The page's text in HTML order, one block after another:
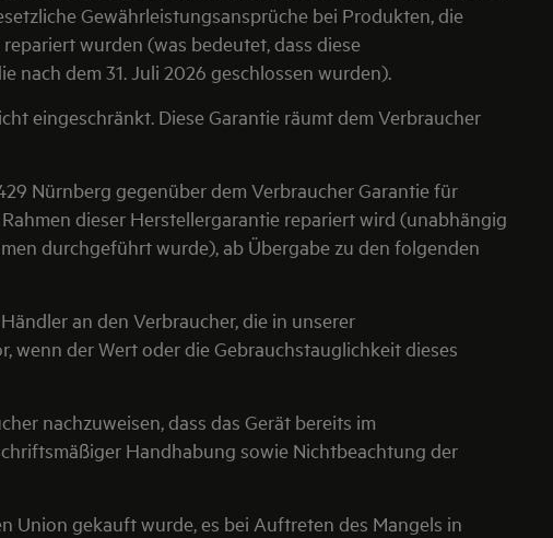
Gewährleistungsansprüche bei Produkten, die
wurden (was bedeutet, dass diese
nach dem 31. Juli 2026 geschlossen wurden).
eingeschränkt. Diese Garantie räumt dem Verbraucher
Nürnberg gegenüber dem Verbraucher Garantie für
dieser Herstellergarantie repariert wird (unabhängig
durchgeführt wurde), ab Übergabe zu den folgenden
an den Verbraucher, die in unserer
der Wert oder die Gebrauchstauglichkeit dieses
nachzuweisen, dass das Gerät bereits im
Handhabung sowie Nichtbeachtung der
Union gekauft wurde, es bei Auftreten des Mangels in